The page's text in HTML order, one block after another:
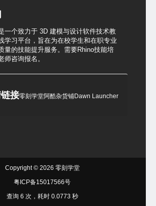
一个致力于 3D 建模与设计软件技术教
学习平台，旨在为在校学生和在职专业
量的技能提升服务。需要Rhino技能培
师咨询报名。
接零刻学堂阿酷杂货铺Dawn Launcher
Copyright © 2026 零刻学堂
粤ICP备15017566号
查询 6 次，耗时 0.0773 秒